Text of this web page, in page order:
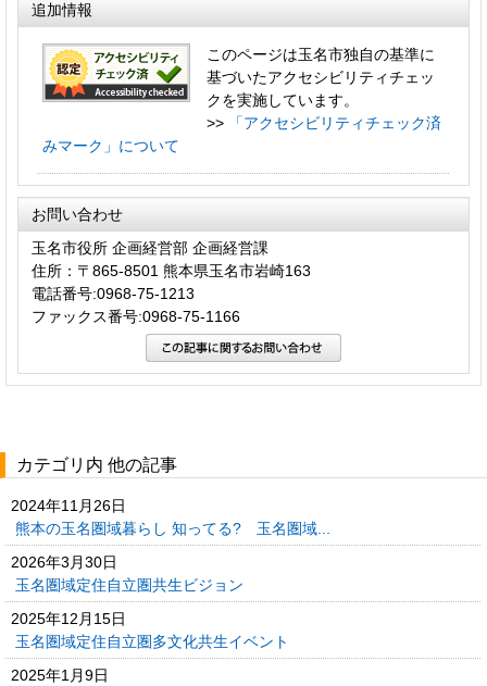
追加情報
このページは玉名市独自の基準に
基づいたアクセシビリティチェッ
クを実施しています。
>>
「アクセシビリティチェック済
みマーク」について
お問い合わせ
玉名市役所 企画経営部 企画経営課
住所：〒865-8501 熊本県玉名市岩崎163
電話番号:0968-75-1213
ファックス番号:0968-75-1166
カテゴリ内 他の記事
2024年11月26日
熊本の玉名圏域暮らし 知ってる? 玉名圏域...
2026年3月30日
玉名圏域定住自立圏共生ビジョン
2025年12月15日
玉名圏域定住自立圏多文化共生イベント
2025年1月9日